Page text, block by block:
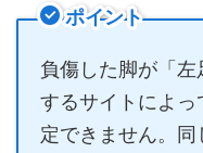
ポイント
負傷した脚が「
するサイトによ
定できません。